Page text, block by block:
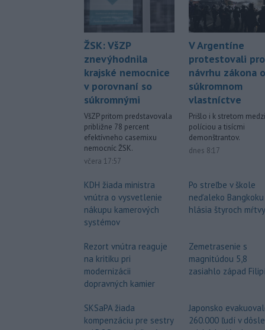
ŽSK: VšZP
znevýhodnila
krajské nemocnice
v porovnaní so
súkromnými
VšZP pritom predstavovala
približne 78 percent
efektívneho casemixu
nemocníc ŽSK.
včera 17:57
KDH žiada ministra
vnútra o vysvetlenie
nákupu kamerových
systémov
Rezort vnútra reaguje
na kritiku pri
modernizácii
dopravných kamier
SKSaPA žiada
kompenzáciu pre sestry
V Argentíne
protestovali
návrhu zákona o
súkromnom
vlastníctve
Prišlo i k stretom medzi
políciou a tisícmi
demonštrantov.
dnes 8:17
Po streľbe v škole
neďaleko Bangkoku
hlásia štyroch
Zemetrasenie s
magnitúdou 5,8
zasiahlo západ
Japonsko
260.000 ľudí v